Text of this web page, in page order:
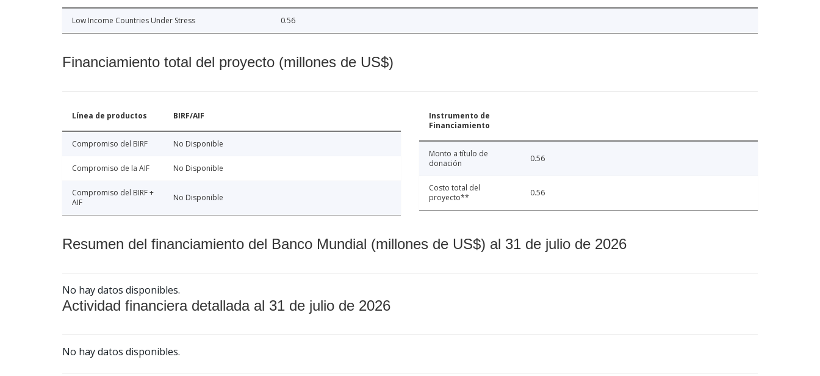
Low Income Countries Under Stress 0.56
Financiamiento total del proyecto (millones de US$)
Línea de productos BIRF/AIF
Compromiso del BIRF No Disponible
Compromiso de la AIF No Disponible
Compromiso del BIRF +
AIF
No Disponible
Instrumento de
Financiamiento
Monto a título de
donación
0.56
Costo total del
proyecto**
0.56
Resumen del financiamiento del Banco Mundial (millones de US$) al 31 de julio de 2026
No hay datos disponibles.
Actividad financiera detallada al 31 de julio de 2026
No hay datos disponibles.